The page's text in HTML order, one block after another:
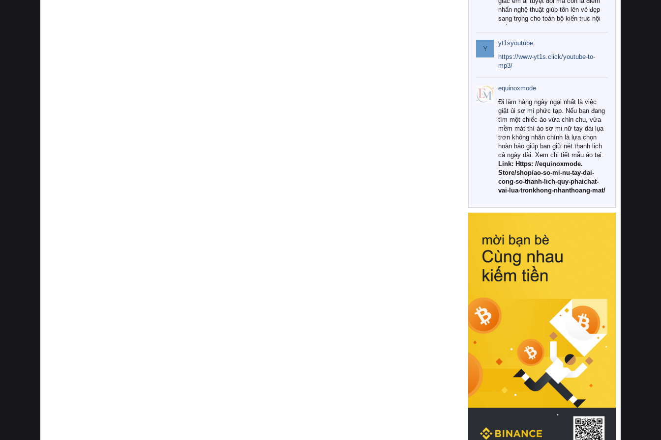
nhấn nghệ thuật giúp tôn lên vẻ đẹp
sang trọng cho toàn bộ kiến trúc nội
Tuy nhiên, giữa thị trường đa dạng
với vô vàn thương hiệu và mẫu mã
như hiện nay, làm thế nào để chọn
được những bộ chăn ga gối đệm cao
cấp thực sự chất lượng, phù hợp với
khí hậu và nhu cầu sử dụng của gia
đình? Hãy cùng chúng tôi đi tìm lời
giải đáp chi tiết qua bài viết dưới đây.
1. Tại sao các gia đình hiện đại lại ưa
chuộng chăn ga gối đệm cao cấp?
Khác với các dòng sản phẩm thông
thường, những bộ chăn ga gối đệm
cao cấp trải qua quy trình sản xuất
nghiêm ngặt từ khâu chọn lọc nguyên
liệu tự nhiên đến công nghệ dệt
nhuộm hiện đại không chứa hóa chất
này, bạn sẽ cảm nhận rõ rệt sự khác
hồi chuẩn xác của phần đệm nâng đỡ
cột sống.
Bên cạnh đó, việc lựa chọn các dòng
sản phẩm đạt chuẩn chất lượng quốc
tế còn giúp ngăn ngừa tình trạng kích
khuẩn và nấm mốc trong điều kiện
thời tiết nóng ẩm. Bạn có thể tìm hiểu
thêm các nghiên cứu khoa học về tác
động của giấc ngủ và môi trường
phòng ngủ đối với sức khỏe con
người tại Sleep Foundation (External
Link) để có cái nhìn toàn diện hơn.
2. Các tiêu chí vàng khi lựa chọn
chăn ga gối đệm cao cấp cho phòng
ngủ
Để sở hữu một bộ chăn ga gối đệm
cao cấp hoàn hảo cả về thẩm mỹ lẫn
công năng, người tiêu dùng cần cân
nhắc kỹ lưỡng các tiêu chí quan trọng
Y
yt1syoutube
https://www-yt1s.click/youtube-to-
mp3/
equinoxmode
Đi làm hàng ngày ngại nhất là việc
giặt ủi sơ mi phức tạp. Nếu bạn đang
tìm một chiếc áo vừa chỉn chu, vừa
mềm mát thì áo sơ mi nữ tay dài lụa
trơn không nhăn chính là lựa chọn
hoàn hảo giúp bạn giữ nét thanh lịch
cả ngày dài. Xem chi tiết mẫu áo tại:
Link: Https: //equinoxmode.
Store/shop/ao-so-mi-nu-tay-dai-
cong-so-thanh-lich-quy-phaichat-
vai-lua-tronkhong-nhanthoang-mat/